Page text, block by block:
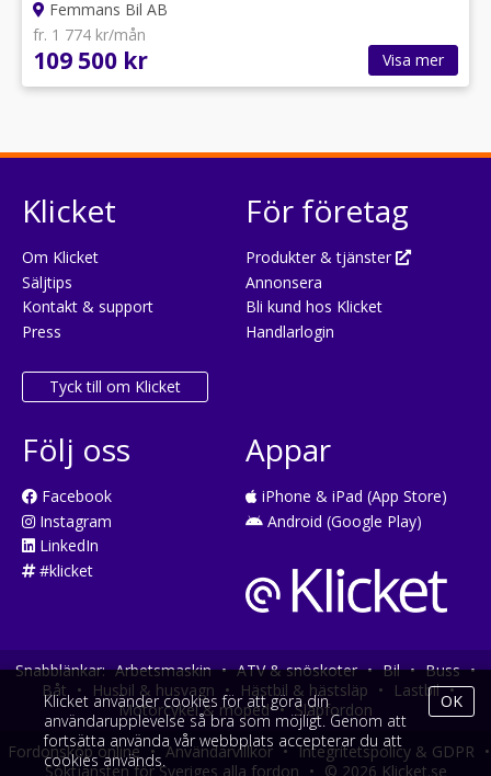
Femmans Bil AB
fr. 1 774 kr/mån
109 500 kr Visa mer
Klicket
Om Klicket
Säljtips
Kontakt & support
Press
Tyck till om Klicket
För företag
Produkter & tjänster
Annonsera
Bli kund hos Klicket
Handlarlogin
Följ oss
Facebook
Instagram
LinkedIn
#klicket
Appar
iPhone & iPad (App Store)
Android (Google Play)
Snabblänkar: Arbetsmaskin • ATV & snöskoter • Bil • Buss •
Båt • Husbil & husvagn • Hästbil & hästsläp • Lastbil •
Motorcykel & moped • Släpfordon
Fordonsköp online • Användarvillkor • Integritetspolicy & GDPR •
Söktjänsten för Sveriges alla fordon • © 2026 Klicket.se
Klicket använder cookies för att göra din
användarupplevelse så bra som möjligt. Genom att
fortsätta använda vår webbplats accepterar du att
cookies används.
OK